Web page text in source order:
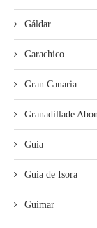
Gáldar
Garachico
Gran Canaria
Granadillade
Guia
Guia de Isora
Guimar